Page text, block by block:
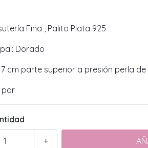
Fina , Palito Plata 925
Dorado
7 cm parte superior a presión perla de
par
+